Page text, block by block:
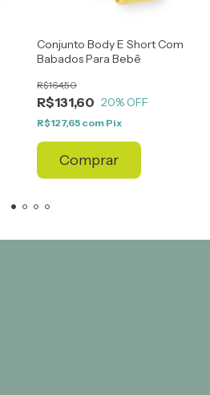
Conjunto Body E Short Com
Babados Para Bebê
R$131,60
R$164,50
20% OFF
R$127,65 com Pix
Comprar